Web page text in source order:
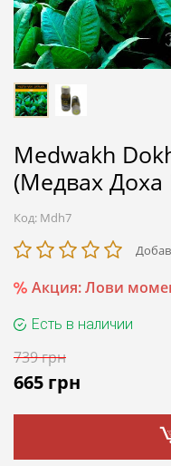
Medwakh
(Медвах Доха
Код: Mdh7
Акция: Лови
Есть в наличии
739грн
665 грн